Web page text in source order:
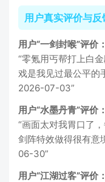
用户真实评价与反
用户“一剑封喉”评价：
“零氪用丐帮打上白
戏是我见过最公平
2026-07-03”
用户“水墨丹青”评价：
“画面太对我胃口了
剑阵特效做得很有
06-30”
用户“江湖过客”评价：